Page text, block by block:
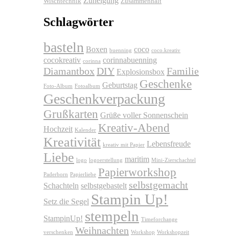
Schlagwörter
basteln Boxen buenning coco coco.kreativ
cocokreativ corinna corinnabuenning
Diamantbox DIY Explosionsbox Familie
Foto-Album Fotoalbum Geburtstag Geschenke
Geschenkverpackung
Grußkarten Grüße voller Sonnenschein
Hochzeit Kalender Kreativ-Abend
Kreativität kreativ mit Papier Lebensfreude
Liebe logo logoerstellung maritim Mini-Zierschachtel
Paderborn Papierliebe Papierworkshop
Schachteln selbstgebastelt selbstgemacht
Setz die Segel Stampin Up!
StampinUp! stempeln Timeforchange
verschenken Weihnachten Workshop Workshopzeit